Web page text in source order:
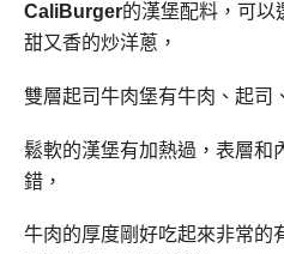
CaliBurger的漢堡配料，可以
甜又香的炒洋蔥，
雙層起司牛肉堡有牛肉、起司
鬆軟的漢堡有加熱過，表層和
錯，
牛肉的厚度剛好吃起來非常的